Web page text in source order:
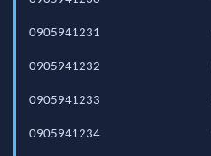
0905941231
0905941232
0905941233
0905941234